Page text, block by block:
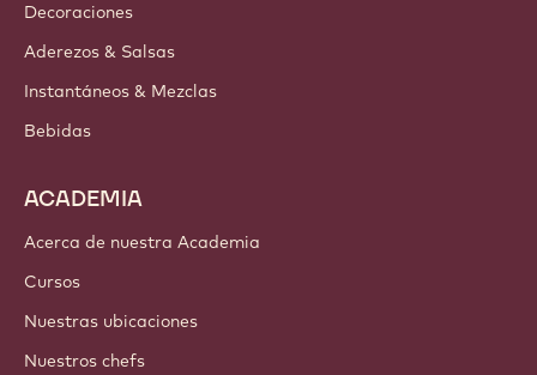
Decoraciones
Aderezos & Salsas
Instantáneos & Mezclas
Bebidas
ACADEMIA
Acerca de nuestra Academia
Cursos
Nuestras ubicaciones
Nuestros chefs